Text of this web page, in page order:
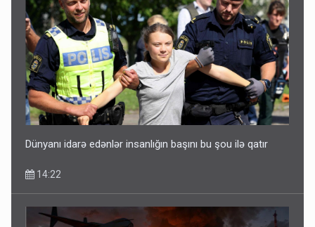
Dünyanı idarə edənlər insanlığın başını bu şou ilə qatır
14:22